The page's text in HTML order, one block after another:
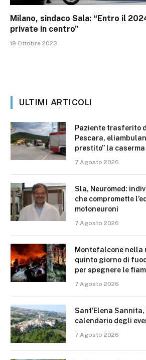
Milano, sindaco Sala: “Entro il
private in centro”
19 Ottobre 2023
ULTIMI ARTICOLI
Paziente trasferito
Pescara,
prestito” la
7 Agosto 2026
Sla, Neuromed:
che compromette
motoneuroni
7 Agosto 2026
Montefalcone nella
quinto giorno di
per spegnere le
7 Agosto 2026
Sant’Elena
calendario degli
7 Agosto 2026